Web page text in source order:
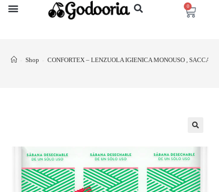
0
> Shop > CONFORTEX – LENZUOLA IGIENICA MONOUSO , SACCA